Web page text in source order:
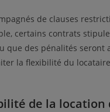
de clauses
certains contrats
que des pénalités
la flexibilité du
de la location